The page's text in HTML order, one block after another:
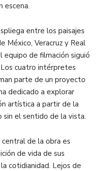
escena.
entre los paisajes
México, Veracruz y Real
equipo de filmación siguió
cuatro intérpretes
parte de un proyecto
dedicado a explorar
artística a partir de la
sin el sentido de la vista.
de la obra es
de vida de sus
cotidianidad. Lejos de